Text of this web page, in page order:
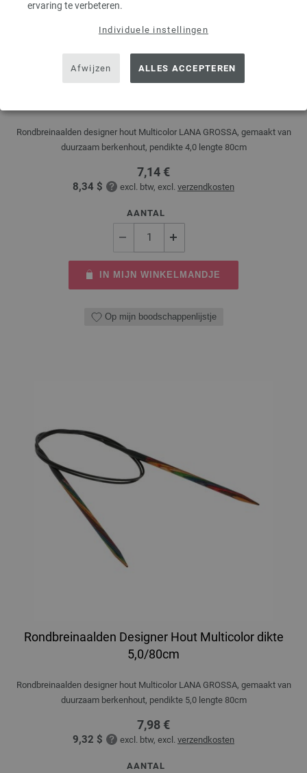
ervaring te verbeteren.
Individuele instellingen
Afwijzen ALLES ACCEPTEREN
Rondbreinaalden Designer Hout Multicolor dikte
Rondbreinaalden designer hout Multicolor LANA GROSSA, gemaakt van
duurzaam berkenhout, pendikte 4,0 lengte 80cm
7,14 €
8,34 $ excl. btw, excl. verzendkosten
AANTAL
IN MIJN WINKELMANDJE
Op mijn boodschappenlijstje
Rondbreinaalden Designer Hout Multicolor dikte
5,0/80cm
Rondbreinaalden designer hout Multicolor LANA GROSSA, gemaakt van
duurzaam berkenhout, pendikte 5,0 lengte 80cm
7,98 €
9,32 $ excl. btw, excl. verzendkosten
AANTAL